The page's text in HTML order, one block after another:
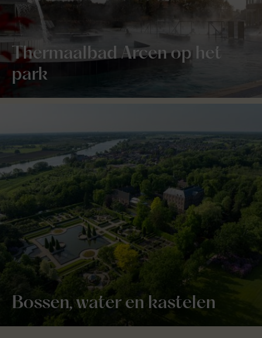
Thermaalbad Arcen op het
park
Bossen, water en kastelen